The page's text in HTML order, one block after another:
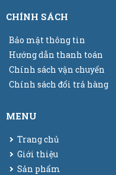
CHÍNH SÁCH
Bảo mật thông tin
Hướng dẫn thanh toán
Chính sách vận chuyển
Chính sách đổi trả hàng
MENU
Trang chủ
Giới thiệu
Sản phẩm